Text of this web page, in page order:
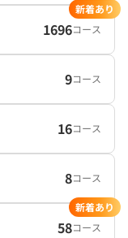
1696コース
新着あり
9コース
16コース
8コース
58コース
新着あり